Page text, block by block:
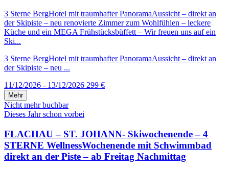
3 Sterne BergHotel mit traumhafter PanoramaAussicht – direkt an
der Skipiste – neu renovierte Zimmer zum Wohlfühlen – leckere
Küche und ein MEGA Frühstücksbüffett – Wir freuen uns auf ein
Ski...
3 Sterne BergHotel mit traumhafter PanoramaAussicht – direkt an
der Skipiste – neu ...
11/12/2026 - 13/12/2026 299 €
Mehr
Nicht mehr buchbar
Dieses Jahr schon vorbei
FLACHAU – ST. JOHANN- Skiwochenende – 4
STERNE WellnessWochenende mit Schwimmbad
direkt an der Piste – ab Freitag Nachmittag